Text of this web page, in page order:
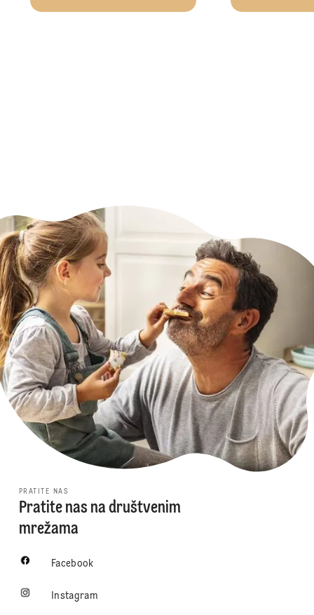
PRATITE NAS
Pratite nas na društvenim
mrežama
Facebook
Instagram